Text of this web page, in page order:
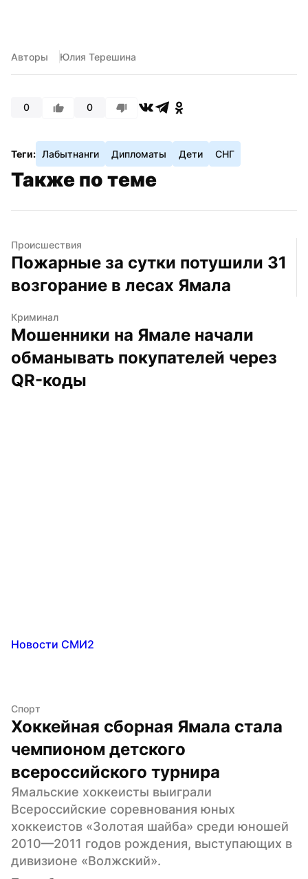
Авторы Юлия Терешина
0 0
Теги: Лабытнанги Дипломаты Дети СНГ
Также по теме
Происшествия
Пожарные за сутки потушили 31
возгорание в лесах Ямала
Криминал
Мошенники на Ямале начали
обманывать покупателей через
QR-коды
Новости СМИ2
Спорт
Хоккейная сборная Ямала стала
чемпионом детского
всероссийского турнира
Ямальские хоккеисты выиграли
Всероссийские соревнования юных
хоккеистов «Золотая шайба» среди юношей
2010—2011 годов рождения, выступающих в
дивизионе «Волжский».